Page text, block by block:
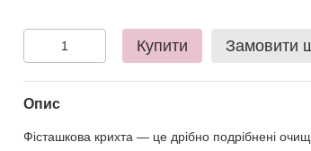
Купити Замовити
Опис
Фісташкова крихта — це дрібно подрібнені